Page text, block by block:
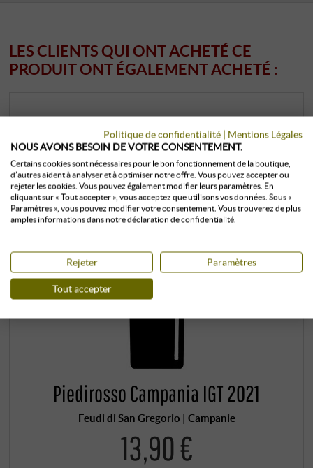
LES CLIENTS QUI ONT ACHETÉ CE
PRODUIT ONT ÉGALEMENT ACHETÉ :
Piedirosso Campania IGT 2021
Feudi di San Gregorio | Campanie
13,90 €
Politique de confidentialité | Mentions Légales
NOUS AVONS BESOIN DE VOTRE CONSENTEMENT.
Certains cookies sont nécessaires pour le bon fonctionnement de la boutique,
d’autres aident à analyser et à optimiser notre offre. Vous pouvez accepter ou
rejeter les cookies. Vous pouvez également modifier leurs paramètres. En
cliquant sur « Tout accepter », vous acceptez que utilisons vos données. Sous «
Paramètres », vous pouvez modifier votre consentement. Vous trouverez de plus
amples informations dans notre déclaration de confidentialité.
Rejeter Paramètres
Tout accepter